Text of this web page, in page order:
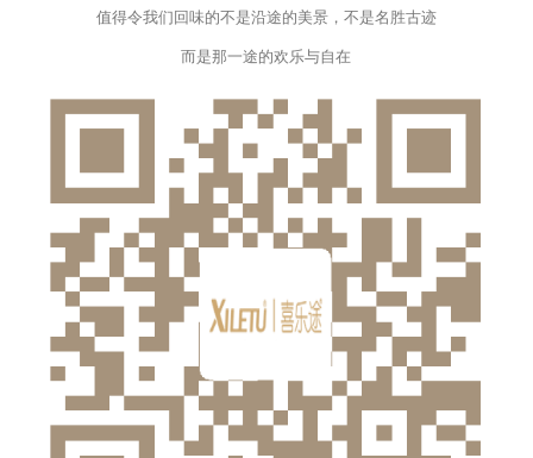
值得令我们回味的不是沿途的美景，不是名胜古迹
而是那一途的欢乐与自在